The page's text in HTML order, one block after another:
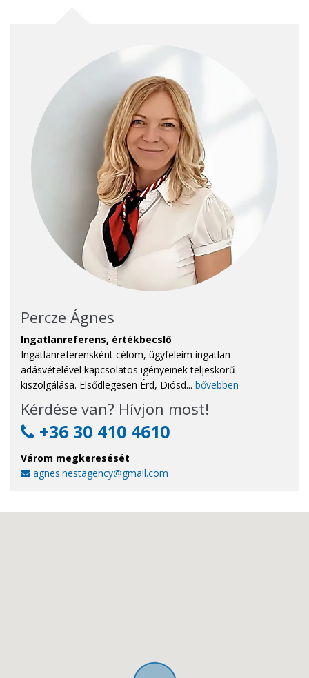
Percze Ágnes
Ingatlanreferens, értékbecslő
Ingatlanreferensként célom, ügyfeleim ingatlan
adásvételével kapcsolatos igényeinek teljeskörű
kiszolgálása. Elsődlegesen Érd, Diósd... bővebben
Kérdése van? Hívjon most!
+36 30 410 4610
Várom megkeresését
agnes.nestagency@gmail.com